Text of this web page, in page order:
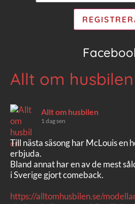
Allt om husbilen
Allt om husbilen
1 dag sen
Till nästa säsong har McLouis en
erbjuda.
Bland annat har en av de mest
i Sverige gjort comeback.
https://alltomhusbilen.se/